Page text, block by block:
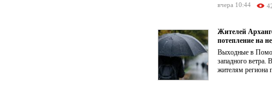
вчера 10:44
Жителей
потепление на
Выходные в
западного ветра.
жителям региона